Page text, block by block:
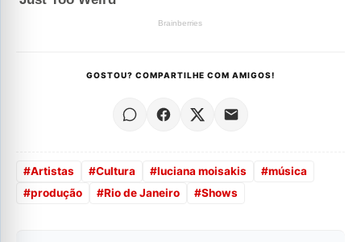
GOSTOU? COMPARTILHE COM AMIGOS!
#Artistas #Cultura #luciana moisakis #música
#produção #Rio de Janeiro #Shows